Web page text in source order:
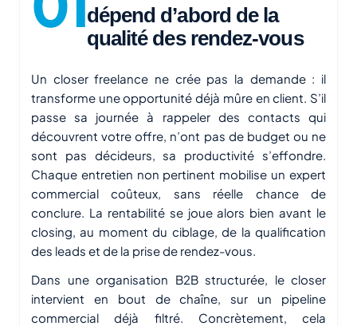
dépend d’abord de la
qualité des rendez-vous
Un closer freelance ne crée pas la demande : il
transforme une opportunité déjà mûre en client. S’il
passe sa journée à rappeler des contacts qui
découvrent votre offre, n’ont pas de budget ou ne
sont pas décideurs, sa productivité s’effondre.
Chaque entretien non pertinent mobilise un expert
commercial coûteux, sans réelle chance de
conclure. La rentabilité se joue alors bien avant le
closing, au moment du ciblage, de la qualification
des leads et de la prise de rendez-vous.
Dans une organisation B2B structurée, le closer
intervient en bout de chaîne, sur un pipeline
commercial déjà filtré. Concrètement, cela